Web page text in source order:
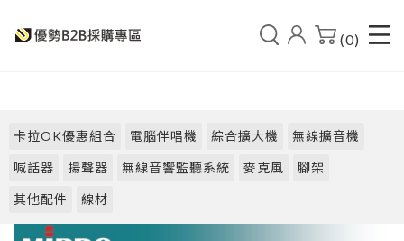
(0)
卡拉OK優惠組合 電腦伴唱機 綜合擴大機 無線擴音機
喊話器 揚聲器 無線音響監聽系統 麥克風 腳架
其他配件 線材